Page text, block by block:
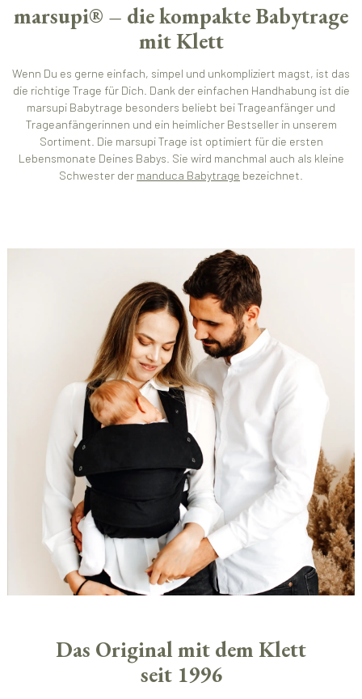
marsupi® – die kompakte Babytrage
mit Klett
Wenn Du es gerne einfach, simpel und unkompliziert magst, ist das
die richtige Trage für Dich. Dank der einfachen Handhabung ist die
marsupi Babytrage besonders beliebt bei Trageanfänger und
Trageanfängerinnen und ein heimlicher Bestseller in unserem
Sortiment. Die marsupi Trage ist optimiert für die ersten
Lebensmonate Deines Babys. Sie wird manchmal auch als kleine
Schwester der manduca Babytrage bezeichnet.
Das Original mit dem Klett
seit 1996